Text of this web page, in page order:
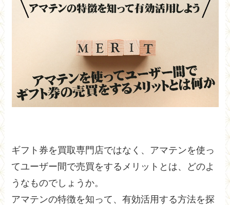
ギフト券を買取専門店ではなく、アマテンを使っ
てユーザー間で売買をするメリットとは、どのよ
うなものでしょうか。
アマテンの特徴を知って、有効活用する方法を探